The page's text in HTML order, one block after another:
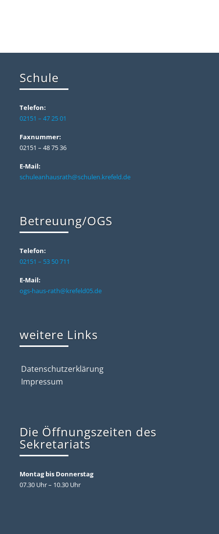
Schule
Telefon:
02151 – 47 25 01
Faxnummer:
02151 – 48 75 36
E-Mail:
schuleanhausrath@schulen.krefeld.de
Betreuung/OGS
Telefon:
02151 – 53 50 711
E-Mail:
ogs-haus-rath@krefeld05.de
weitere Links
Datenschutzerklärung
Impressum
Die Öffnungszeiten des
Sekretariats
Montag bis Donnerstag
07.30 Uhr – 10.30 Uhr